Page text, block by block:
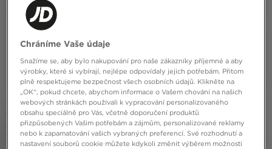
Chráníme Vaše údaje
Snažíme se, aby bylo nakupování pro naše zákazníky příjemné a aby
výrobky, které si vybírají, nejlépe odpovídaly jejich potřebám. Přitom
plně respektujeme bezpečnost všech osobních údajů. Klikněte na
„OK“, pokud chcete, abychom informace o Vašem chování na našich
webových stránkách používali k vypracování personalizovaného
obsahu speciálně pro Vás, včetně doporučení produktů
přizpůsobených Vašim potřebám a zájmům, personalizované reklamy
nebo k zapamatování vašich vybraných preferencí. Své rozhodnutí a
nastavení souborů cookie můžete kdykoli změnit výběrem možnosti